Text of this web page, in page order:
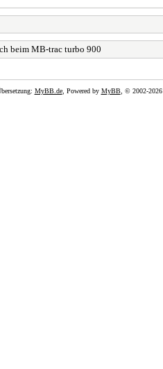
beim MB-trac turbo 900
MyBB.de, Powered by MyBB, © 2002-2026